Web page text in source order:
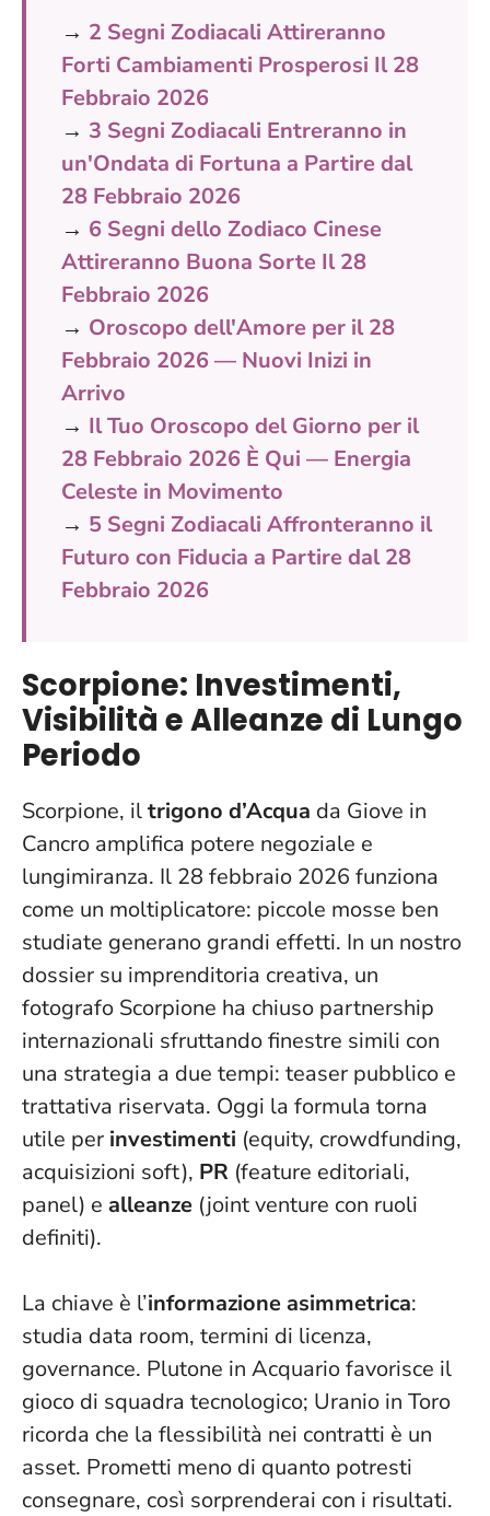
→ 2 Segni Zodiacali Attireranno
Forti Cambiamenti Prosperosi Il 28
Febbraio 2026
→ 3 Segni Zodiacali Entreranno in
un'Ondata di Fortuna a Partire dal
28 Febbraio 2026
→ 6 Segni dello Zodiaco Cinese
Attireranno Buona Sorte Il 28
Febbraio 2026
→ Oroscopo dell'Amore per il 28
Febbraio 2026 — Nuovi Inizi in
Arrivo
→ Il Tuo Oroscopo del Giorno per il
28 Febbraio 2026 È Qui — Energia
Celeste in Movimento
→ 5 Segni Zodiacali Affronteranno il
Futuro con Fiducia a Partire dal 28
Febbraio 2026
Scorpione: Investimenti,
Visibilità e Alleanze di Lungo
Periodo
Scorpione, iltrigono d’Acqua da Giove in
Cancro amplifica potere negoziale e
lungimiranza. Il 28 febbraio 2026 funziona
come un moltiplicatore: piccole mosse ben
studiate generano grandi effetti. In un nostro
dossier su imprenditoria creativa, un
fotografo Scorpione ha chiuso partnership
internazionali sfruttando finestre simili con
una strategia a due tempi: teaser pubblico e
trattativa riservata. Oggi la formula torna
utile per investimenti (equity, crowdfunding,
acquisizioni soft), PR (feature editoriali,
panel) e alleanze (joint venture con ruoli
definiti).
La chiave è l’informazione asimmetrica:
studia data room, termini di licenza,
governance. Plutone in Acquario favorisce il
gioco di squadra tecnologico; Uranio in Toro
ricorda che la flessibilità nei contratti è un
asset. Prometti meno di quanto potresti
consegnare, così sorprenderai con i risultati.